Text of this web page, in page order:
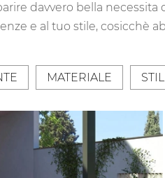
davvero bella
e al tuo stile, cosicchè
MATERIALE